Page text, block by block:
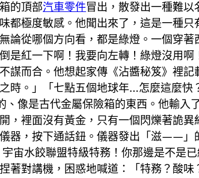
的頂部汽車零件冒出，散發出一種難
都極度敏感。他聞出來了，這是一種
論從哪個方向看，都是綠燈。一個穿
是紅一下啊！我要向左轉！綠燈沒用
謀而合。他想起家傳《沾醬秘笈》裡
時。」「七點五個地球年…怎麼這麼
、像是古代金屬保險箱的東西。他輸
，裡面沒有黃金，只有一個閃爍著詭
器，按下通話鈕。儀器發出「滋——」
宙水餃聯盟特級特務！你那邊是不是
著對講機，困惑地喊道：「特務？酸